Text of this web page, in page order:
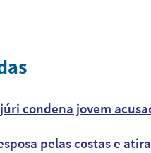
condena jovem
pelas costas e